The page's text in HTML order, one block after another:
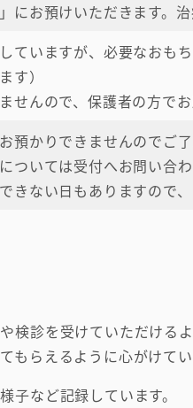
にお預けいただきます。
ていますが、必要なおも
す）
せんので、保護者の方でお
預かりできませんのでご了
ついては受付へお問い合わ
きない日もありますので、
検診を受けていただける
らえるように心がけてい
子など記録しています。